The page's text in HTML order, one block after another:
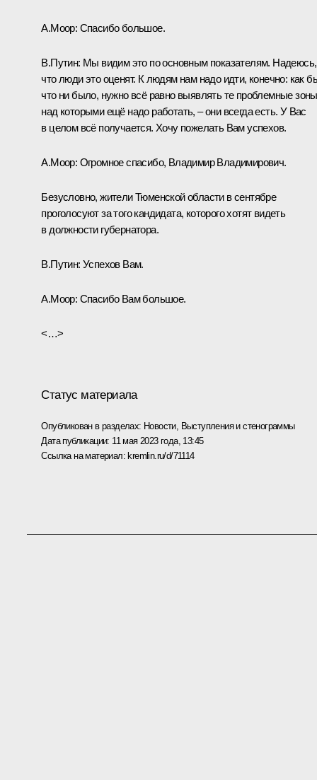
А.Моор: Спасибо большое.
В.Путин: Мы видим это по основным показателям. Надеюсь,
что люди это оценят. К людям нам надо идти, конечно: как
что ни было, нужно всё равно выявлять те проблемные
над которыми ещё надо работать, – они всегда есть. У Вас
в целом всё получается. Хочу пожелать Вам успехов.
А.Моор: Огромное спасибо, Владимир Владимирович.
Безусловно, жители Тюменской области в сентябре
проголосуют за того кандидата, которого хотят видеть
в должности губернатора.
В.Путин: Успехов Вам.
А.Моор: Спасибо Вам большое.
<…>
Статус материала
Опубликован в разделах: Новости, Выступления и стенограммы
Дата публикации: 11 мая 2023 года, 13:45
Ссылка на материал: kremlin.ru/d/71114